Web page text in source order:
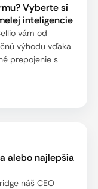
Vyberte si
inteligencie
vám od
výhodu vďaka
prepojenie s
alebo najlepšia
náš CEO